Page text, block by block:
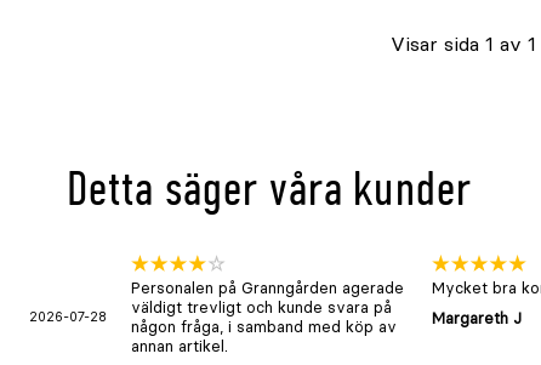
Visar sida 1 av 1
Detta säger våra kunder
2026-07-28
Personalen på Granngården agerade
väldigt trevligt och kunde svara på
någon fråga, i samband med köp av
annan artikel.
Mycket bra
Margareth J